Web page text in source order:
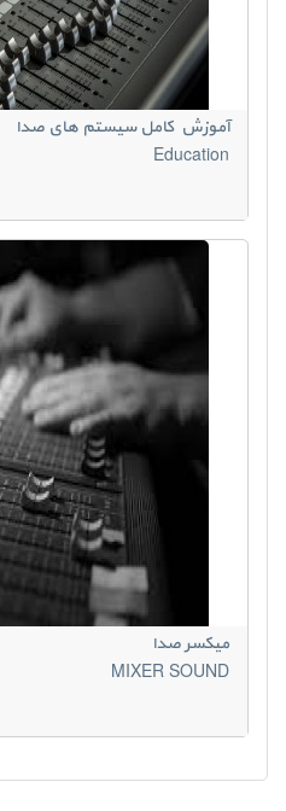
آموزش کامل سیستم های صدا
Education
میکسر صدا
MIXER SOUND